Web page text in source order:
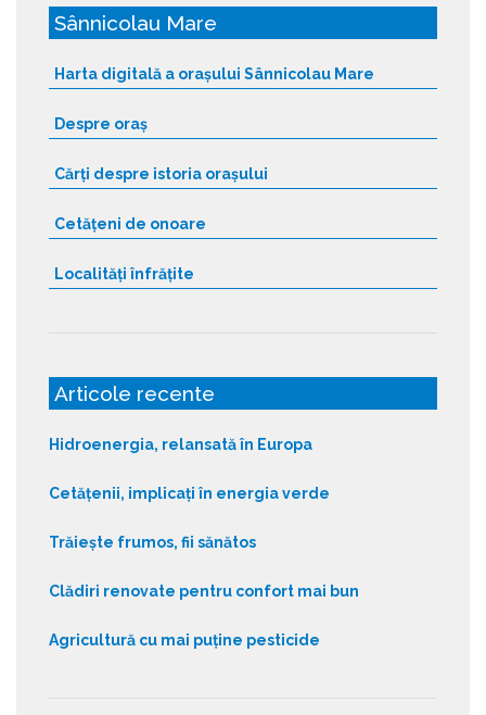
Sânnicolau Mare
Harta digitală a orașului Sânnicolau Mare
Despre oraș
Cărți despre istoria orașului
Cetățeni de onoare
Localități înfrățite
Articole recente
Hidroenergia, relansată în Europa
Cetățenii, implicați în energia verde
Trăiește frumos, fii sănătos
Clădiri renovate pentru confort mai bun
Agricultură cu mai puține pesticide